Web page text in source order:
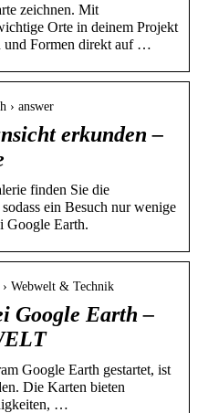
zeichnen. Mit
Orte in deinem Projekt
und Formen direkt auf …
› answer
erkunden –
finden Sie die
ein Besuch nur wenige
Earth.
Webwelt & Technik
Google Earth –
Google Earth gestartet, ist
Die Karten bieten
…